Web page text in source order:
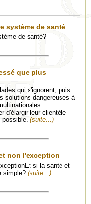
système de santé
de santé?
que plus
qui s'ignorent, puis
solutions dangereuses à
d'élargir leur clientèle
possible. (suite...)
non l'exception
si la santé et
simple? (suite...)